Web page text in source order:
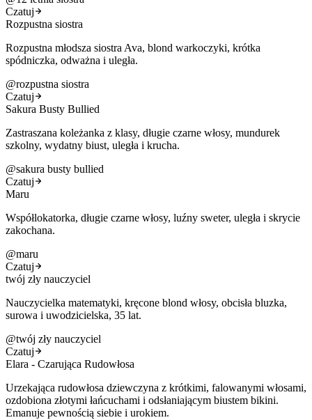
Czatuj
Rozpustna siostra
Rozpustna młodsza siostra Ava, blond warkoczyki, krótka
spódniczka, odważna i uległa.
@rozpustna siostra
Czatuj
Sakura Busty Bullied
Zastraszana koleżanka z klasy, długie czarne włosy, mundurek
szkolny, wydatny biust, uległa i krucha.
@sakura busty bullied
Czatuj
Maru
Współlokatorka, długie czarne włosy, luźny sweter, uległa i skrycie
zakochana.
@maru
Czatuj
twój zły nauczyciel
Nauczycielka matematyki, kręcone blond włosy, obcisła bluzka,
surowa i uwodzicielska, 35 lat.
@twój zły nauczyciel
Czatuj
Elara - Czarująca Rudowłosa
Urzekająca rudowłosa dziewczyna z krótkimi, falowanymi włosami,
ozdobiona złotymi łańcuchami i odsłaniającym biustem bikini.
Emanuje pewnością siebie i urokiem.